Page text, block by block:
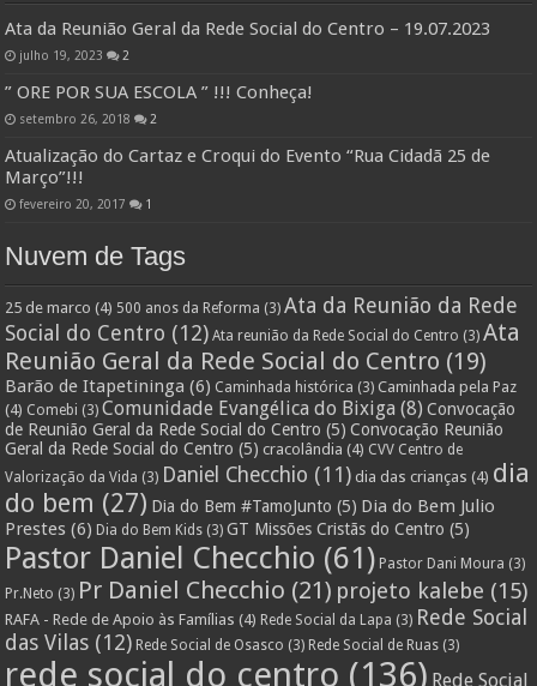
Ata da Reunião Geral da Rede Social do Centro – 19.07.2023
julho 19, 2023 2
” ORE POR SUA ESCOLA ” !!! Conheça!
setembro 26, 2018 2
Atualização do Cartaz e Croqui do Evento “Rua Cidadã 25 de
Março”!!!
fevereiro 20, 2017 1
Nuvem de Tags
25 de marco (4) 500 anos da Reforma (3) Ata da Reunião da Rede
Social do Centro (12) Ata reunião da Rede Social do Centro (3) Ata
Reunião Geral da Rede Social do Centro (19)
Barão de Itapetininga (6) Caminhada histórica (3) Caminhada pela Paz
(4) Comebi (3) Comunidade Evangélica do Bixiga (8) Convocação
de Reunião Geral da Rede Social do Centro (5) Convocação Reunião
Geral da Rede Social do Centro (5) cracolândia (4) CVV Centro de
Valorização da Vida (3) Daniel Checchio (11) dia das crianças (4) dia
do bem (27) Dia do Bem #TamoJunto (5) Dia do Bem Julio
Prestes (6) Dia do Bem Kids (3) GT Missões Cristãs do Centro (5)
Pastor Daniel Checchio (61) Pastor Dani Moura (3)
Pr.Neto (3) Pr Daniel Checchio (21) projeto kalebe (15)
RAFA - Rede de Apoio às Famílias (4) Rede Social da Lapa (3) Rede Social
das Vilas (12) Rede Social de Osasco (3) Rede Social de Ruas (3)
rede social do centro (136) Rede Social